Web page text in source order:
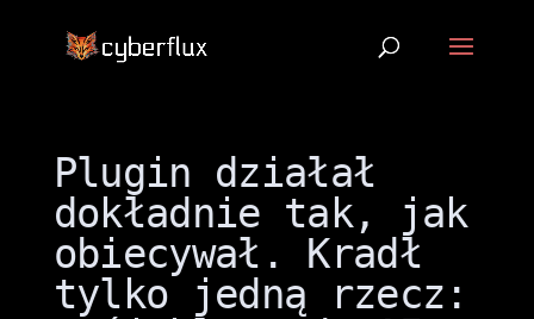
Plugin działał
dokładnie tak, jak
obiecywał. Kradł
tylko jedną rzecz: